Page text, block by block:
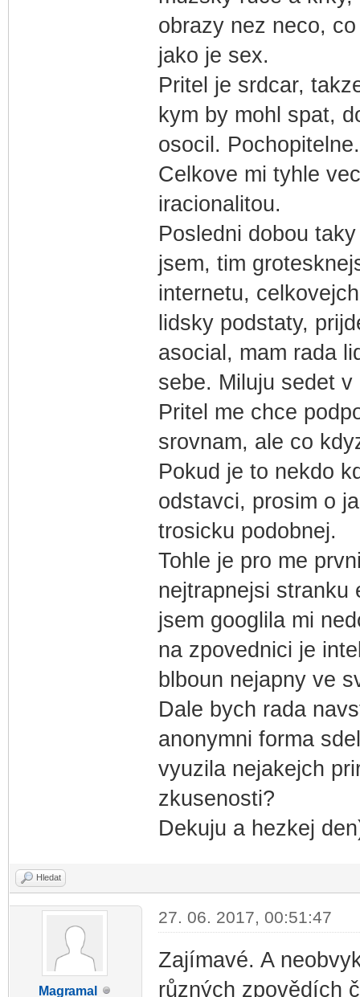
obrazy nez neco,
jako je sex.
Pritel je srdcar,
kym by mohl spat,
osocil.
Celkove mi tyhle
iracionalitou.
Posledni dobou
jsem, tim
internetu,
lidsky podstaty,
asocial, mam rada
sebe. Miluju sedet
Pritel me chce
srovnam, ale co
Pokud je to nekdo
odstavci, prosim o
trosicku podobnej.
Tohle je pro me
nejtrapnejsi stranku
jsem googlila mi
na zpovednici je
blboun nejapny ve
Dale bych rada
anonymni forma
vyuzila nejakejch
zkusenosti?
Dekuju a hezkej
Hledat
Magramal
27. 06. 2017, 00:51:47
Zajímavé. A
různých zpovědích